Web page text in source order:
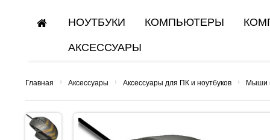
НОУТБУКИ КОМПЬЮТЕРЫ
АКСЕССУАРЫ
Главная › Аксессуары › Аксессуары для ПК и ноутбуков › Мыши